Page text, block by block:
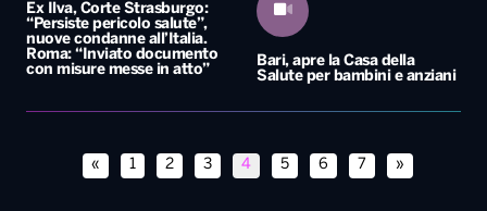
Ex Ilva, Corte Strasburgo:
“Persiste pericolo salute”,
nuove condanne all’Italia.
Roma: “Inviato documento
con misure messe in atto”
Bari, apre la Casa della
Salute per bambini e anziani
« 1 2 3 4 5 6 7 »